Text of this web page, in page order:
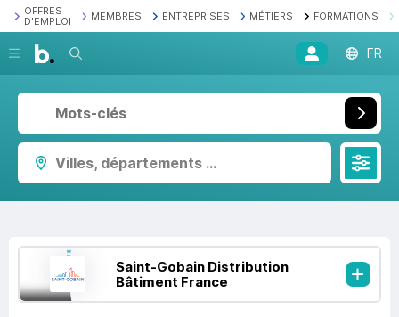
OFFRES
D'EMPLOI
MEMBRES ENTREPRISES MÉTIERS FORMATIONS
Recherche FR
Villes, départements ...
Saint-Gobain Distribution
Bâtiment France